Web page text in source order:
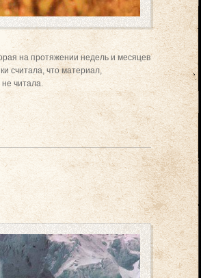
на протяжении недель и месяцев
считала, что материал,
не читала.